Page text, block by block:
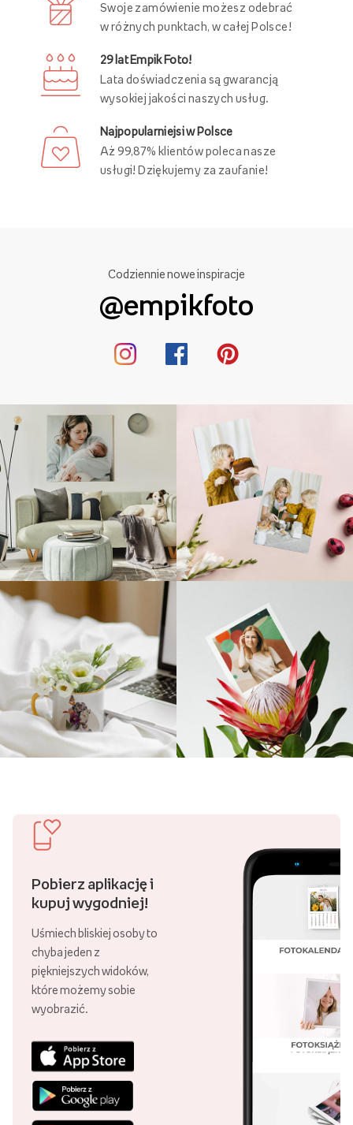
Swoje zamówienie możesz odebrać
w różnych punktach, w całej Polsce!
29 lat Empik Foto!
Lata doświadczenia są gwarancją
wysokiej jakości naszych usług.
Najpopularniejsi w Polsce
Aż 99,87% klientów poleca nasze
usługi! Dziękujemy za zaufanie!
Codziennie nowe inspiracje
@empikfoto
Pobierz aplikację i
kupuj wygodniej!
Uśmiech bliskiej osoby to
chyba jeden z
piękniejszych widoków,
które możemy sobie
wyobrazić.